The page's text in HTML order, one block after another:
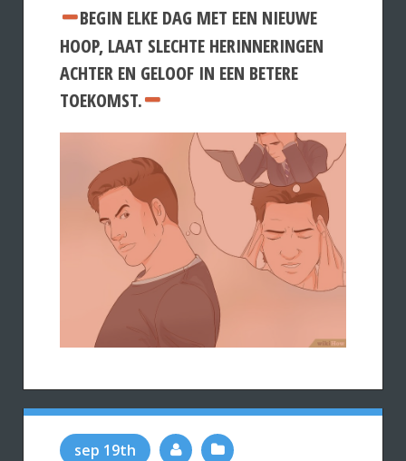
BEGIN ELKE DAG MET EEN NIEUWE
HOOP, LAAT SLECHTE HERINNERINGEN
ACHTER EN GELOOF IN EEN BETERE
TOEKOMST.
sep 19th